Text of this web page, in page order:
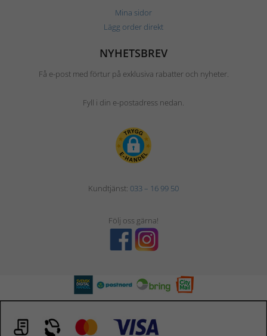
Mina sidor
Lägg order direkt
NYHETSBREV
Få e-post med förtur på exklusiva rabatter och nyheter.
Fyll i din e-postadress nedan.
Kundtjänst: 033 – 16 99 50
Följ oss gärna!